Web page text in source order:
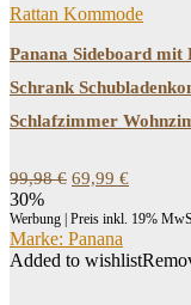
Rattan Kommode
Panana Sideboard
Schrank
Schlafzimmer
99,98€ Ursprünglicher
war:
99,98 €
69,99 €
ist:
30%
Werbung | Preis inkl. 19%
Marke: Panana
Added to wishlist